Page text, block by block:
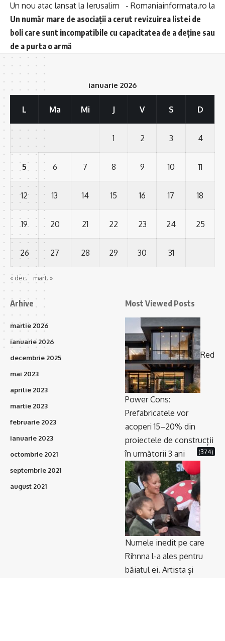
Un nou atac lansat la Ierusalim - Romaniainformata.ro la
Un număr mare de asociații a cerut revizuirea listei de
boli care sunt incompatibile cu capacitatea de a deține sau
de a purta o armă
ianuarie 2026
L Ma Mi J V S D
1 2 3 4
5 6 7 8 9 10 11
12 13 14 15 16 17 18
19 20 21 22 23 24 25
26 27 28 29 30 31
« dec. mart. »
Arhive
martie 2026
ianuarie 2026
decembrie 2025
mai 2023
aprilie 2023
martie 2023
februarie 2023
ianuarie 2023
octombrie 2021
septembrie 2021
august 2021
Most Viewed Posts
Red
Power Cons:
Prefabricatele vor
acoperi 15–20% din
proiectele de construcții
în următorii 3 ani
(374)
Numele inedit pe care
Rihnna l-a ales pentru
băiatul ei. Artista și